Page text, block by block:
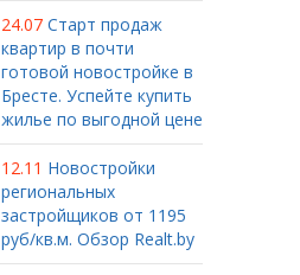
24.07 Старт продаж
квартир в почти
готовой новостройке в
Бресте. Успейте купить
жилье по выгодной цене
12.11 Новостройки
региональных
застройщиков от 1195
руб/кв.м. Обзор Realt.by